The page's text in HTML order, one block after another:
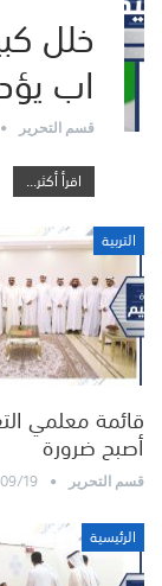
خلل
اب
قسم التحرير
اقرأ أكثر...
التربية
قائمة معلمي
أصبح ضرورة
قسم التحرير 19
الرئيسية